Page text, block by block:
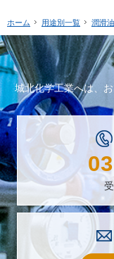
ホーム 用途別一覧 潤滑
城北化学工業へは、